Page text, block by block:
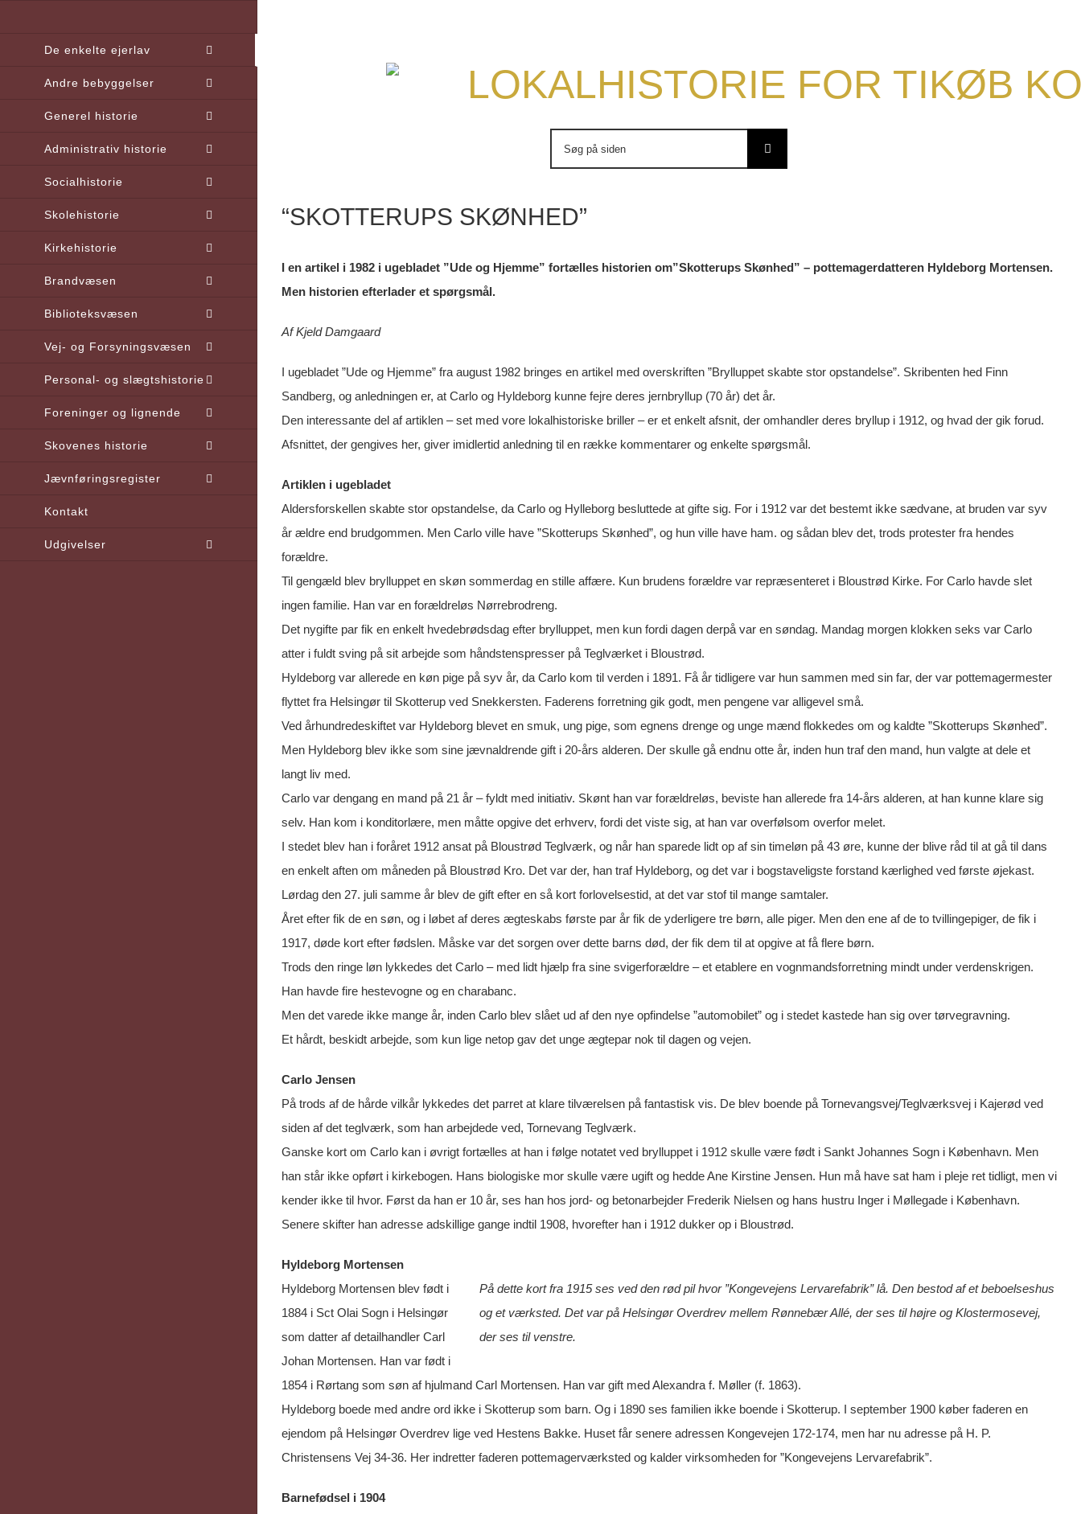
De enkelte ejerlav
Andre bebyggelser
Generel historie
Administrativ historie
Socialhistorie
Skolehistorie
Kirkehistorie
Brandvæsen
Biblioteksvæsen
Vej- og Forsyningsvæsen
Personal- og slægtshistorie
Foreninger og lignende
Skovenes historie
Jævnføringsregister
Kontakt
Udgivelser
LOKALHISTORIE FOR TIKØB
“SKOTTERUPS SKØNHED”
I en artikel i 1982 i ugebladet ”Ude og Hjemme” fortælles historien om”Skotterups Skønhed” – pottemagerdatteren Hyldeborg Mortensen.
Men historien efterlader et spørgsmål.
Af Kjeld Damgaard
I ugebladet ”Ude og Hjemme” fra august 1982 bringes en artikel med overskriften ”Brylluppet skabte stor opstandelse”. Skribenten hed Finn
Sandberg, og anledningen er, at Carlo og Hyldeborg kunne fejre deres jernbryllup (70 år) det år.
Den interessante del af artiklen – set med vore lokalhistoriske briller – er et enkelt afsnit, der omhandler deres bryllup i 1912, og hvad der gik forud.
Afsnittet, der gengives her, giver imidlertid anledning til en række kommentarer og enkelte spørgsmål.
Artiklen i ugebladet
Aldersforskellen skabte stor opstandelse, da Carlo og Hylleborg besluttede at gifte sig. For i 1912 var det bestemt ikke sædvane, at bruden var syv
år ældre end brudgommen. Men Carlo ville have ”Skotterups Skønhed”, og hun ville have ham. og sådan blev det, trods protester fra hendes
forældre.
Til gengæld blev brylluppet en skøn sommerdag en stille affære. Kun brudens forældre var repræsenteret i Bloustrød Kirke. For Carlo havde slet
ingen familie. Han var en forældreløs Nørrebrodreng.
Det nygifte par fik en enkelt hvedebrødsdag efter brylluppet, men kun fordi dagen derpå var en søndag. Mandag morgen klokken seks var Carlo
atter i fuldt sving på sit arbejde som håndstenspresser på Teglværket i Bloustrød.
Hyldeborg var allerede en køn pige på syv år, da Carlo kom til verden i 1891. Få år tidligere var hun sammen med sin far, der var pottemagermester
flyttet fra Helsingør til Skotterup ved Snekkersten. Faderens forretning gik godt, men pengene var alligevel små.
Ved århundredeskiftet var Hyldeborg blevet en smuk, ung pige, som egnens drenge og unge mænd flokkedes om og kaldte ”Skotterups Skønhed”.
Men Hyldeborg blev ikke som sine jævnaldrende gift i 20-års alderen. Der skulle gå endnu otte år, inden hun traf den mand, hun valgte at dele et
langt liv med.
Carlo var dengang en mand på 21 år – fyldt med initiativ. Skønt han var forældreløs, beviste han allerede fra 14-års alderen, at han kunne klare sig
selv. Han kom i konditorlære, men måtte opgive det erhverv, fordi det viste sig, at han var overfølsom overfor melet.
I stedet blev han i foråret 1912 ansat på Bloustrød Teglværk, og når han sparede lidt op af sin timeløn på 43 øre, kunne der blive råd til at gå til dans
en enkelt aften om måneden på Bloustrød Kro. Det var der, han traf Hyldeborg, og det var i bogstaveligste forstand kærlighed ved første øjekast.
Lørdag den 27. juli samme år blev de gift efter en så kort forlovelsestid, at det var stof til mange samtaler.
Året efter fik de en søn, og i løbet af deres ægteskabs første par år fik de yderligere tre børn, alle piger. Men den ene af de to tvillingepiger, de fik i
1917, døde kort efter fødslen. Måske var det sorgen over dette barns død, der fik dem til at opgive at få flere børn.
Trods den ringe løn lykkedes det Carlo – med lidt hjælp fra sine svigerforældre – et etablere en vognmandsforretning mindt under verdenskrigen.
Han havde fire hestevogne og en charabanc.
Men det varede ikke mange år, inden Carlo blev slået ud af den nye opfindelse ”automobilet” og i stedet kastede han sig over tørvegravning.
Et hårdt, beskidt arbejde, som kun lige netop gav det unge ægtepar nok til dagen og vejen.
Carlo Jensen
På trods af de hårde vilkår lykkedes det parret at klare tilværelsen på fantastisk vis. De blev boende på Tornevangsvej/Teglværksvej i Kajerød ved
siden af det teglværk, som han arbejdede ved, Tornevang Teglværk.
Ganske kort om Carlo kan i øvrigt fortælles at han i følge notatet ved brylluppet i 1912 skulle være født i Sankt Johannes Sogn i København. Men
han står ikke opført i kirkebogen. Hans biologiske mor skulle være ugift og hedde Ane Kirstine Jensen. Hun må have sat ham i pleje ret tidligt, men vi
kender ikke til hvor. Først da han er 10 år, ses han hos jord- og betonarbejder Frederik Nielsen og hans hustru Inger i Møllegade i København.
Senere skifter han adresse adskillige gange indtil 1908, hvorefter han i 1912 dukker op i Bloustrød.
På dette kort fra 1915 ses ved den rød pil hvor ”Kongevejens Lervarefabrik” lå. Den bestod af et beboelseshus
og et værksted. Det var på Helsingør Overdrev mellem Rønnebær Allé, der ses til højre og Klostermosevej,
der ses til venstre.
Hyldeborg Mortensen
Hyldeborg Mortensen blev født i
1884 i Sct Olai Sogn i Helsingør
som datter af detailhandler Carl
Johan Mortensen. Han var født i
1854 i Rørtang som søn af hjulmand Carl Mortensen. Han var gift med Alexandra f. Møller (f. 1863).
Hyldeborg boede med andre ord ikke i Skotterup som barn. Og i 1890 ses familien ikke boende i Skotterup. I september 1900 køber faderen en
ejendom på Helsingør Overdrev lige ved Hestens Bakke. Huset får senere adressen Kongevejen 172-174, men har nu adresse på H. P.
Christensens Vej 34-36. Her indretter faderen pottemagerværksted og kalder virksomheden for ”Kongevejens Lervarefabrik”.
Barnefødsel i 1904